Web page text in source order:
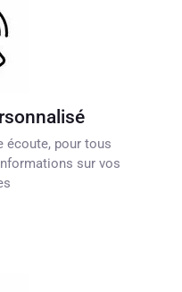
écoute, pour tous
sur vos